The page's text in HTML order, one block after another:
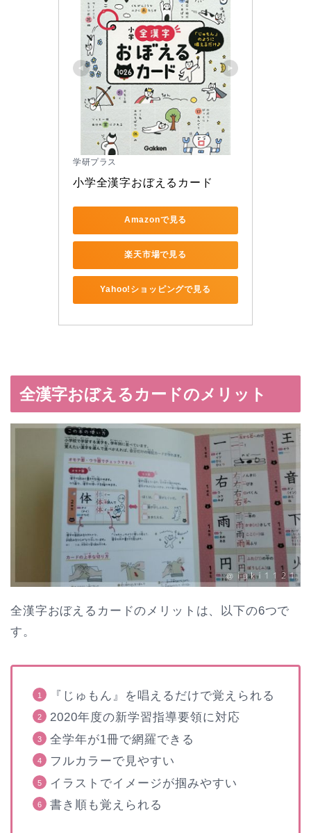
学研プラス
小学全漢字おぼえるカード
Amazonで見る
楽天市場で見る
Yahoo!ショッピングで見る
全漢字おぼえるカードのメリット
全漢字おぼえるカードのメリットは、以下の6つで
す。
『じゅもん』を唱えるだけで覚えられる
2020年度の新学習指導要領に対応
全学年が1冊で網羅できる
フルカラーで見やすい
イラストでイメージが掴みやすい
書き順も覚えられる